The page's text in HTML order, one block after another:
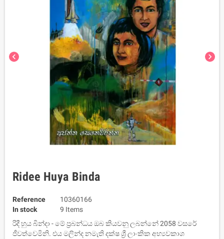
chevron_left chevron_right
Ridee Huya Binda
Reference
10360166
In stock
9 Items
රිදී හුය බින්දා - මේ ප්‍රබන්ධය ඔබ කියවනු ලබන්නේ 2058 වසරේ
ජීවත්වෙමිනි. එය මලින්ද නමැති දක්ෂ ශ්‍රී ලාංකික අභ්‍යවකාශ